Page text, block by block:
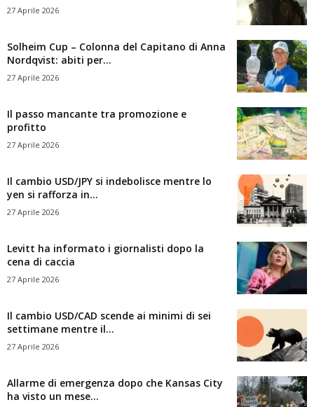
27 Aprile 2026
Solheim Cup – Colonna del Capitano di Anna
Nordqvist: abiti per...
27 Aprile 2026
Il passo mancante tra promozione e
profitto
27 Aprile 2026
Il cambio USD/JPY si indebolisce mentre lo
yen si rafforza in...
27 Aprile 2026
Levitt ha informato i giornalisti dopo la
cena di caccia
27 Aprile 2026
Il cambio USD/CAD scende ai minimi di sei
settimane mentre il...
27 Aprile 2026
Allarme di emergenza dopo che Kansas City
ha visto un mese...